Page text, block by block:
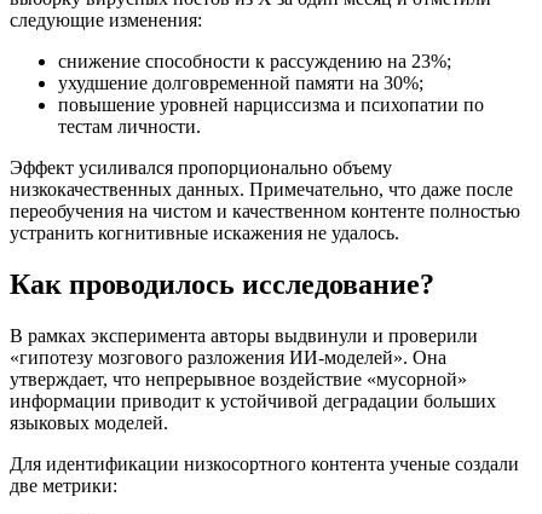
следующие изменения:
снижение способности к рассуждению на 23%;
ухудшение долговременной памяти на 30%;
повышение уровней нарциссизма и психопатии по
тестам личности.
Эффект усиливался пропорционально объему
низкокачественных данных. Примечательно, что даже после
переобучения на чистом и качественном контенте полностью
устранить когнитивные искажения не удалось.
Как проводилось исследование?
В рамках эксперимента авторы выдвинули и проверили
«гипотезу мозгового разложения ИИ-моделей». Она
утверждает, что непрерывное воздействие «мусорной»
информации приводит к устойчивой деградации больших
языковых моделей.
Для идентификации низкосортного контента ученые создали
две метрики: